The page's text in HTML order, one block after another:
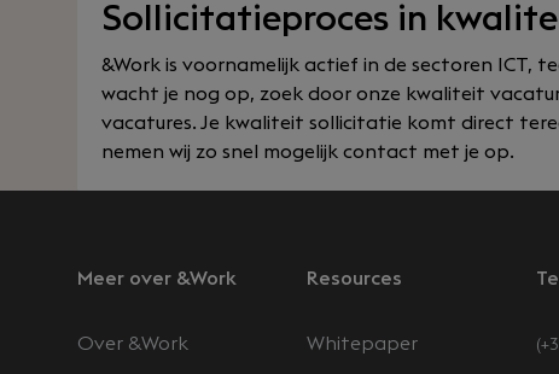
Sollicitatieproces in
&Work is voornamelijk actief in de sectoren ICT,
wacht je nog op, zoek door onze kwaliteit
vacatures. Je kwaliteit sollicitatie komt direct
nemen wij zo snel mogelijk contact met je op.
Meer over &Work
Over &Work
Resources
Whitepaper